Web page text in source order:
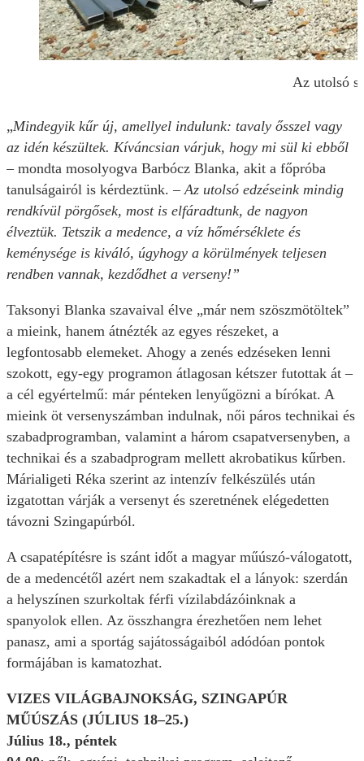
Az utolsó
„Mindegyik kűr új, amellyel indulunk: tavaly ősszel vagy
az idén készültek. Kíváncsian várjuk, hogy mi sül ki ebből
– mondta mosolyogva Barbócz Blanka, akit a főpróba
tanulságairól is kérdeztünk. – Az utolsó edzéseink mindig
rendkívül pörgősek, most is elfáradtunk, de nagyon
élveztük. Tetszik a medence, a víz hőmérséklete és
keménysége is kiváló, úgyhogy a körülmények teljesen
rendben vannak, kezdődhet a verseny!”
Taksonyi Blanka szavaival élve „már nem szöszmötöltek”
a mieink, hanem átnézték az egyes részeket, a
legfontosabb elemeket. Ahogy a zenés edzéseken lenni
szokott, egy-egy programon átlagosan kétszer futottak át –
a cél egyértelmű: már pénteken lenyűgözni a bírókat. A
mieink öt versenyszámban indulnak, női páros technikai és
szabadprogramban, valamint a három csapatversenyben, a
technikai és a szabadprogram mellett akrobatikus kűrben.
Márialigeti Réka szerint az intenzív felkészülés után
izgatottan várják a versenyt és szeretnének elégedetten
távozni Szingapúrból.
A csapatépítésre is szánt időt a magyar műúszó-válogatott,
de a medencétől azért nem szakadtak el a lányok: szerdán
a helyszínen szurkoltak férfi vízilabdázóinknak a
spanyolok ellen. Az összhangra érezhetően nem lehet
panasz, ami a sportág sajátosságaiból adódóan pontok
formájában is kamatozhat.
VIZES VILÁGBAJNOKSÁG, SZINGAPÚR
MŰÚSZÁS (JÚLIUS 18–25.)
Július 18., péntek